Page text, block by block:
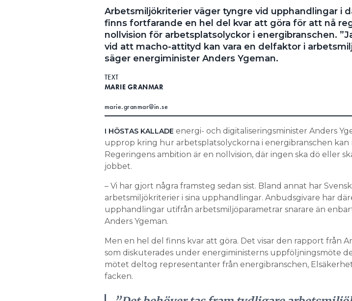
Arbetsmiljökriterier väger tyngre vid upphandlingar i
finns fortfarande en hel del kvar att göra för att nå
nollvision för arbetsplatsolyckor i energibranschen.
vid att macho-attityd kan vara en delfaktor i
säger energiminister Anders Ygeman.
TEXT
MARIE GRANMAR
marie.granmar@in.se
I HÖSTAS KALLADE energi- och digitaliseringsminister Anders
upprop kring hur arbetsplatsolyckorna i energibranschen kan
Regeringens ambition är en nollvision, där ingen ska dö eller
jobbet.
– Vi har gjort några framsteg sedan sist. Bland annat har
arbetsmiljökriterier i sina upphandlingar. Anbudsgivare har
upphandlingar utifrån arbetsmiljöparametrar snarare än
Anders Ygeman.
Men en hel del finns kvar att göra. Det visar den rapport från
som diskuterades under energiministerns uppföljningsmöte
mötet deltog representanter från energibranschen,
facken.